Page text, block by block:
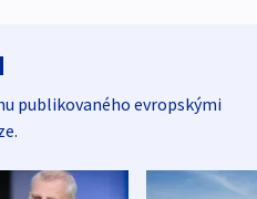
publikovaného evropskými